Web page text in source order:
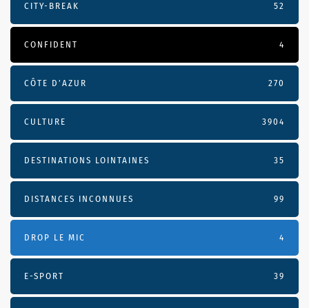
CITY-BREAK 52
CONFIDENT 4
CÔTE D’AZUR 270
CULTURE 3904
DESTINATIONS LOINTAINES 35
DISTANCES INCONNUES 99
DROP LE MIC 4
E-SPORT 39